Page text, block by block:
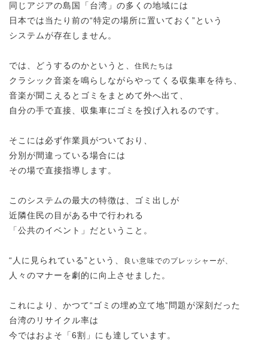
同じアジアの島国「台湾」の多くの地域には
日本では当たり前の“特定の場所に置いておく”という
システムが存在しません。
では、どうするのかというと、 住民たちは
クラシック音楽を鳴らしながらやってくる収集車を待ち、
音楽が聞こえるとゴミをまとめて外へ出て、
自分の手で直接、収集車にゴミを投げ入れるのです。
そこには必ず作業員がついており、
分別が間違っている場合には
その場で直接指導します。
このシステムの最大の特徴は、ゴミ出しが
近隣住民の目がある中で行われる
「公共のイベント」だということ。
“人に見られている”という、 良い意味でのプレッシャーが、
人々のマナーを劇的に向上させました。
これにより、かつて“ゴミの埋め立て地”問題が深刻だった
台湾のリサイクル率は
今ではおよそ「6割」にも達しています。